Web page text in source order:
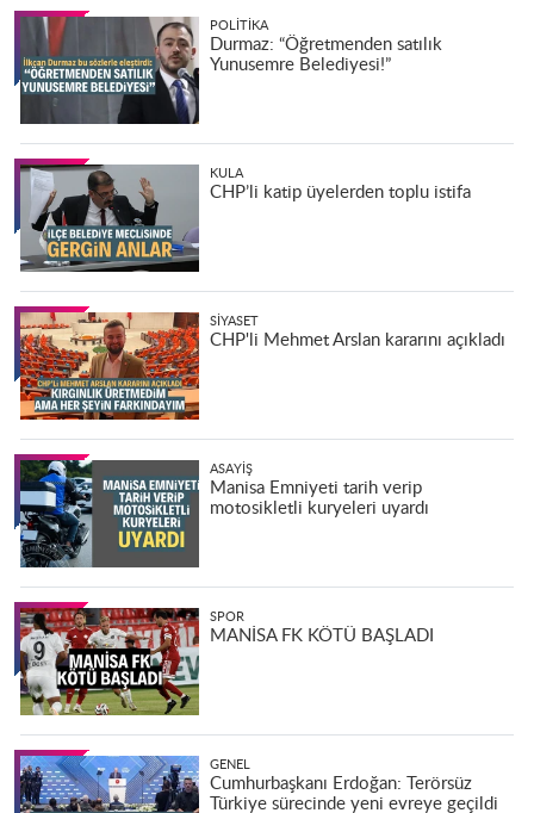
POLITIKA
Durmaz: “Öğretmenden satılık
Yunusemre Belediyesi!”
KULA
CHP’li katip üyelerden toplu istifa
SIYASET
CHP'li Mehmet Arslan kararını açıkladı
ASAYIŞ
Manisa Emniyeti tarih verip
motosikletli kuryeleri uyardı
SPOR
MANİSA FK KÖTÜ BAŞLADI
GENEL
Cumhurbaşkanı Erdoğan: Terörsüz
Türkiye sürecinde yeni evreye geçildi